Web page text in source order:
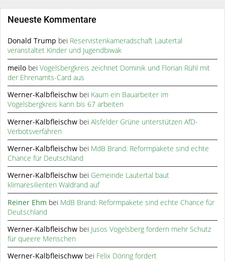
Neueste Kommentare
Donald Trump bei Reservistenkameradschaft Lautertal
veranstaltet Kinder und Jugendbiwak
meilo beiVogelsbergkreis zeichnet Dominik und Florian Rühl mit
der Ehrenamts-Card aus
Werner-Kalbfleischw bei Kaum ein Bauarbeiter im
Vogelsbergkreis kann bis 67 arbeiten
Werner-Kalbfleischw beiAlsfelder Grüne unterstützen AfD-
Verbotsverfahren
Werner-Kalbfleischw bei MdB Brand: Reformpakete sind echte
Chance für Deutschland
Werner-Kalbfleischw bei Gemeinde Lautertal baut
klimaresilienten Waldrand auf
Reiner Ehm bei MdB Brand: Reformpakete sind echte Chance für
Deutschland
Werner-Kalbfleischw bei Jusos Vogelsberg fordern mehr Schutz
für queere Menschen
Werner-Kalbfleischww bei Felix Döring fordert